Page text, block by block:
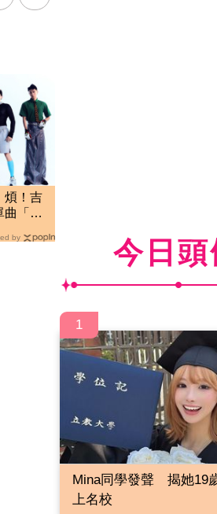
煩！吉
「懲
by 今日頭
1
Mina同學發聲 揭她19
上名校